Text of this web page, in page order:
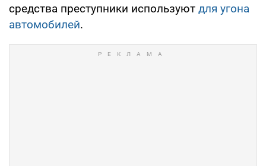
средства преступники используют для угона
автомобилей.